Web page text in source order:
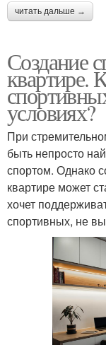
читать дальше →
Создание
квартире.
условиях?
При
быть непросто
спортом. Однако
квартире может
хочет
спортивных, не